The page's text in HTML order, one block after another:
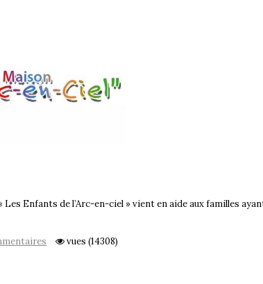
Les Enfants de l’Arc-en-ciel » vient en aide aux familles
vues (14308)